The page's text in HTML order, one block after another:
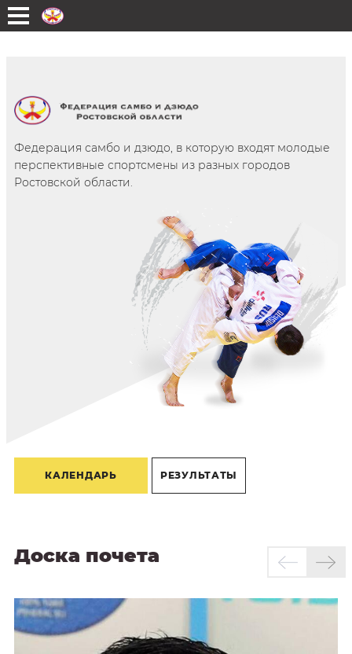
Перейти к основному содержанию
Федерация самбо и дзюдо, в которую входят молодые
перспективные спортсмены из разных городов
Ростовской области.
КАЛЕНДАРЬ РЕЗУЛЬТАТЫ
Доска почета